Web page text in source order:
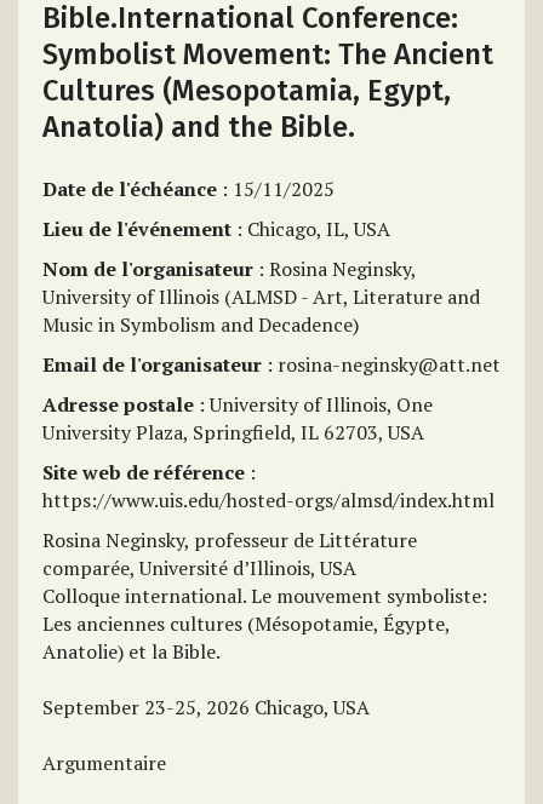
Bible.International Conference:
Symbolist Movement: The Ancient
Cultures (Mesopotamia, Egypt,
Anatolia) and the Bible.
Date de l'échéance : 15/11/2025
Lieu de l'événement : Chicago, IL, USA
Nom de l'organisateur : Rosina Neginsky,
University of Illinois (ALMSD - Art, Literature and
Music in Symbolism and Decadence)
Email de l'organisateur : rosina-neginsky@att.net
Adresse postale : University of Illinois, One
University Plaza, Springfield, IL 62703, USA
Site web de référence :
https://www.uis.edu/hosted-orgs/almsd/index.html
Rosina Neginsky, professeur de Littérature
comparée, Université d’Illinois, USA
Colloque international. Le mouvement symboliste:
Les anciennes cultures (Mésopotamie, Égypte,
Anatolie) et la Bible.
September 23-25, 2026 Chicago, USA
Argumentaire